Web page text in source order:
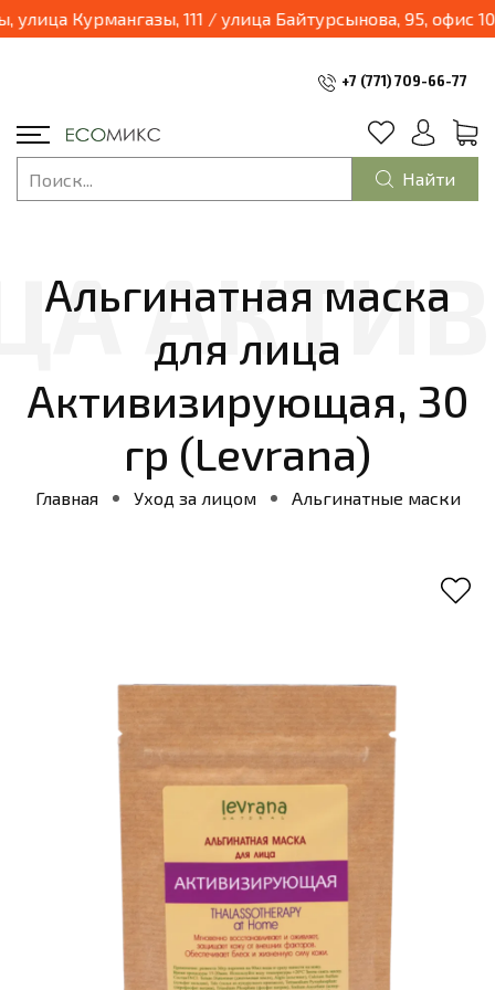
наш магазин переходит в формат шоурум и будет находиться по адресу: г.Алматы, улица Курмангазы, 111 /
+7 (771) 709-66-77
Найти
Альгинатная маска
для лица
Активизирующая, 30
гр (Levrana)
Главная Уход за лицом Альгинатные маски